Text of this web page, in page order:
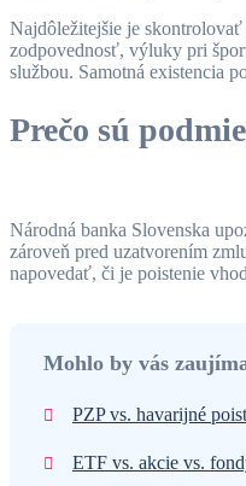
Najdôležitejšie je
zodpovednosť, výluky pri
službou. Samotná existencia
Prečo sú
Národná banka Slovenska
zároveň pred uzatvorením
napovedať, či je poistenie
Mohlo by vás
PZP vs. havarijné
ETF vs. akcie vs.